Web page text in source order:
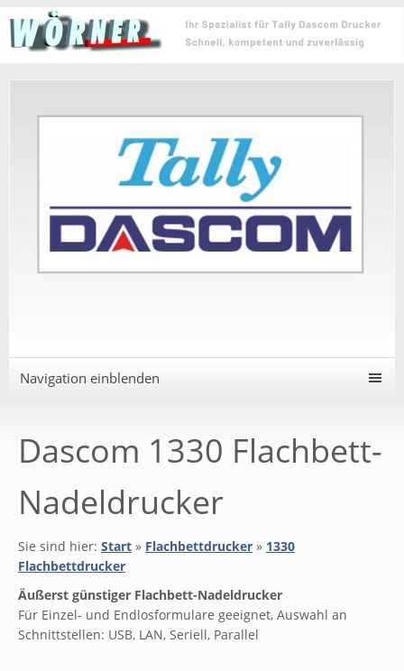
Navigation einblenden
Dascom 1330 Flachbett-
Nadeldrucker
Sie sind hier: Start » Flachbettdrucker » 1330
Flachbettdrucker
Äußerst günstiger Flachbett-Nadeldrucker
Für Einzel- und Endlosformulare geeignet, Auswahl an
Schnittstellen: USB, LAN, Seriell, Parallel